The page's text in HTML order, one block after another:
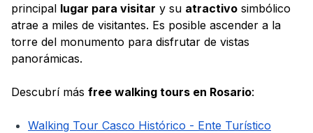
principal lugar para visitar y su atractivo simbólico
atrae a miles de visitantes. Es posible ascender a la
torre del monumento para disfrutar de vistas
panorámicas.
Descubrí más free walking tours en Rosario:
Walking Tour Casco Histórico - Ente Turístico